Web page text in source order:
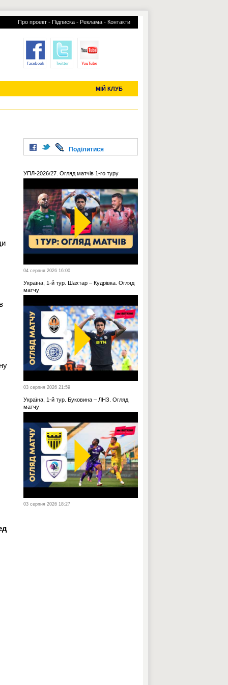
Про проект - Підписка - Реклама - Контакти
МІЙ КЛУБ
УСІ ТРАНСФЕРИ
Поділитися
УПЛ-2026/27. Огляд матчів 1-го туру
04 серпня 2026 16:00
Україна, 1-й тур. Шахтар – Кудрівка. Огляд
матчу
03 серпня 2026 21:59
Україна, 1-й тур. Буковина – ЛНЗ. Огляд
матчу
03 серпня 2026 18:27